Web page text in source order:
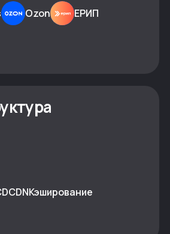
Ozon ЕРИП
CDNКэширование